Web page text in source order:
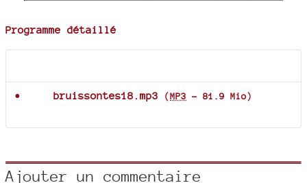
Programme détaillé
bruissontes18.mp3 (MP3 - 81.9 Mio)
Ajouter un commentaire